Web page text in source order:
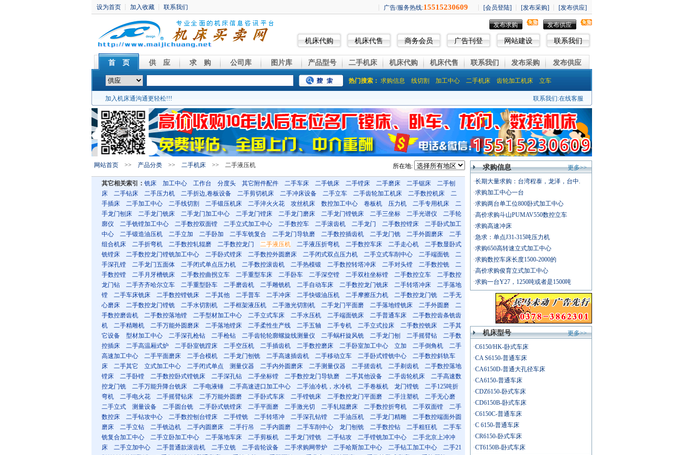
发布供应
发布求购
机床代购 机床代售 商务会员 广告刊登 网站建设 联系我们
首 页 供 应 求 购 公司库 图片库 产品型号 二手机床 机床代购 机床代售 联系我们 发布采购 发布供应
热门搜索： 求购信息 线切割 加工中心 二手机床 齿轮加工机床 立车
加入机床通沟通更轻松!!! 联系我们:在线客服
网站首页>> 产品分类>> 二手机床>> 二手液压机 所在地:
其它相关索引： 铣床 加工中心 工作台 分度头 其它附件配件 二手车床 二手铣床 二手镗床 二手磨床 二手锯床
二手刨
床
二手钻床 二手压力机 二手折边,卷板设备 二手剪切机床 二手冲床设备 二手立车 二手齿轮加工机床 二手数控机床
二
手插床
二手加工中心 二手线切割 二手锻压机床 二手淬火火花 攻丝机床 数控加工中心 卷板机 压力机 二手专用机床
二
手龙门刨床
二手龙门铣床 二手龙门加工中心 二手龙门镗床 二手龙门磨床 二手龙门镗铣床 二手三坐标 二手光谱仪
二手轮
廓仪
二手铣镗加工中心 二手数控双面镗 二手立式加工中心 二手数控车 二手滚齿机 二手龙门 二手数控镗床
二手卧式加工
中心
二手锻造油压机 二手立加 二手卧加 二手车铣复合 二手龙门导轨磨 二手数控插齿机 二手龙门铣 二手外圆磨床
二手
组合机床
二手折弯机 二手数控轧辊磨 二手数控龙门 二手液压机 二手液压折弯机 二手数控车床 二手走心机
二手数显卧式
铣镗床
二手数控龙门镗铣加工中心 二手卧式镗床 二手数控外圆磨床 二手闭式双点压力机 二手立式车削中心 二手端面铣
二
手深孔镗
二手龙门五面体 二手闭式单点压力机 二手数控滚齿机 二手热模锻 二手数控转塔冲床 二手对头镗 二手数控铣
二
手数控镗
二手月牙槽铣床 二手数控曲拐立车 二手重型车床 二手卧车 二手深空镗 二手双柱坐标镗 二手数控立车
二手数控
龙门钻
二手齐齐哈尔立车 二手重型卧车 二手磨齿机 二手雕铣机 二手自动车床 二手数控龙门铣床 二手转塔冲床
二手落地
镗
二手车床铣床 二手数控镗铣床 二手其他 二手普车 二手冲床 二手快锻油压机 二手摩擦压力机 二手数控龙门铣
二手无
心磨床
二手数控龙门镗铣 二手水切割机 二手框架液压机 二手激光切割机 二手龙门平面磨 二手落地镗铣床 二手外圆磨
二
手数控磨齿机
二手数控落地镗 二手型材加工中心 二手立式车床 二手水压机 二手端面铣床 二手普通车床
二手数控齿条铣齿
机
二手精雕机 二手万能外圆磨床 二手落地镗床 二手柔性生产线 二手五轴 二手专机 二手立式拉床 二手数控铣床
二手其
它设备
型材加工中心 二手深孔枪钻 二手枪钻 二手齿轮轮廓螺旋线测量仪 二手蜗杆旋风铣 二手龙门刨 二手摇臂钻
二手数
控插床
二手高温厢式炉 二手卧室铣蹚床 二手空压机 二手插齿机 二手数控磨床 二手卧室加工中心 立加 二手倒角机
二手
高速加工中心
二手平面磨床 二手合模机 二手龙门刨铣 二手高速插齿机 二手移动立车 二手卧式镗铣中心
二手数控斜轨车
床
二手其它 立式加工中心 二手闭式单点 测量仪器 二手内外圆磨床 二手测量仪器 二手搓齿机 二手剃齿机
二手数控落地
镗床
二手卧镗 二手数控卧式镗铣床 二手深孔钻 二手坐标镗 二手数控龙门导轨磨 二手其他设备 二手齿轮机床
二手高速数
控龙门铣
二手万能升降台铣床 二手电液锤 二手高速进口加工中心 二手油冷机，水冷机 二手卷板机 龙门镗铣
二手125吨折
弯机
二手电火花 二手摇臂钻床 二手万能外圆磨 二手卧式车床 二手镗铣床 二手数控龙门平面磨 二手注塑机
二手无心磨
二手立式
测量设备 二手圆台铣 二手卧式铣镗床 二手平面磨 二手激光切 二手轧辊磨床 二手数控折弯机 二手双面镗
二手
数控床
二手钻攻中心 二手数控刨台镗床 二手镗铣 二手转塔冲 二手深孔钻镗 二手油压机 二手龙门精雕
二手数控端面外圆
磨床
二手立钻 二手铣边机 二手内圆磨床 二手行吊 二手内圆磨 二手车削中心 龙门刨铣 二手数控钻 二手粗狂机
二手车
铣复合加工中心
二手立卧加工中心 二手落地车床 二手剪板机 二手龙门镗铣 二手钻攻 二手镗铣加工中心
二手北京上冲冲
床
二手立加中心 二手普通款滚齿机 二手立铣 二手齿轮设备 二手求购网带炉 二手哈斯加工中心 二手钻工加工中心
二手21
求购信息
更多>>
·长期大量求购：台湾程泰，龙泽，台中.
·求购加工中心一台
·求购两台单工位800卧式加工中心
·高价求购斗山PUMAV550数控立车
·求购高速冲床
·急求：单点J31-315吨压力机
·求购650高转速立式加工中心
·求购数控车床长度1500-2000的
·高价求购俊育立式加工中心
·求购一台Y27，1250吨或者是1500吨
机床型号
更多>>
·C6150/HK-卧式车床
·CA S6150-普通车床
·CA6150D-普通大孔径车床
·CA6150-普通车床
·CDZ6150-卧式车床
·CD6150B-卧式车床
·C6150C-普通车床
·C 6150-普通车床
·CR6150-卧式车床
·CT6150B-卧式车床